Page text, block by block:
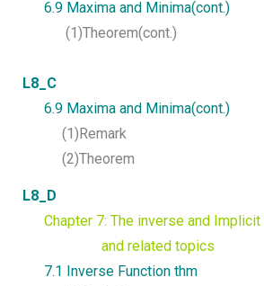
6.9 Maxima and Minima(cont.)
(1)Theorem(cont.)
L8_C
6.9 Maxima and Minima(cont.)
(1)Remark
(2)Theorem
L8_D
Chapter 7: The inverse and
and related topics
7.1 Inverse Function thm